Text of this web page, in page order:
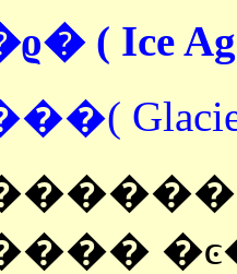
( Ice